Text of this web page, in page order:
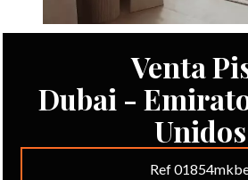
Venta
Dubai -
Unidos
Ref